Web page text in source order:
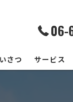
06-
さつ サービス